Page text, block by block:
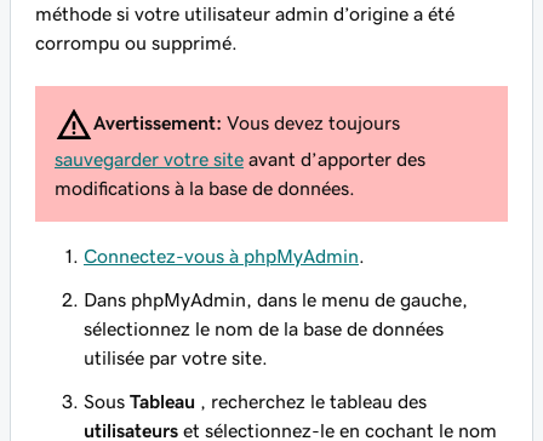
méthode si votre utilisateur admin d’origine a été
corrompu ou supprimé.
Avertissement: Vous devez toujours
sauvegarder votre site avant d’apporter des
modifications à la base de données.
Connectez-vous à phpMyAdmin
Dans phpMyAdmin, dans le menu de gauche,
sélectionnez le nom de la base de données
utilisée par votre site.
Sous Tableau , recherchez le tableau des
utilisateurs et sélectionnez-le en cochant le nom